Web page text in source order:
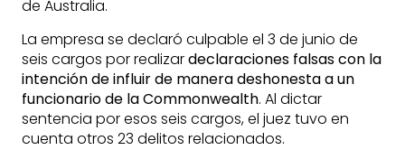
de Australia.
La empresa se declaró culpable el 3 de junio de
seis cargos por realizardeclaraciones falsas con la
intención de influir de manera deshonesta a un
funcionario de la Commonwealth. Al dictar
sentencia por esos seis cargos, el juez tuvo en
cuenta otros 23 delitos relacionados.